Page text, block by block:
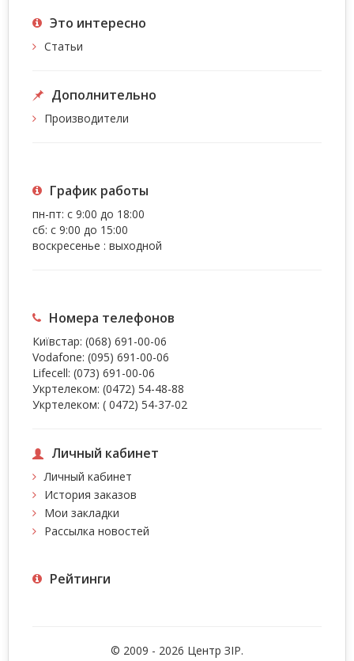
Это интересно
Статьи
Дополнительно
Производители
График работы
пн-пт: с 9:00 до 18:00
сб: с 9:00 до 15:00
воскресенье : выходной
Номера телефонов
Київстар: (068) 691-00-06
Vodafone: (095) 691-00-06
Lifecell: (073) 691-00-06
Укртелеком: (0472) 54-48-88
Укртелеком: ( 0472) 54-37-02
Личный кабинет
Личный кабинет
История заказов
Мои закладки
Рассылка новостей
Рейтинги
© 2009 - 2026 Центр ЗIР.